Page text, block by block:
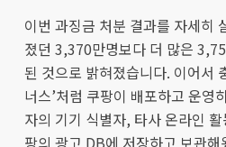
이번 과징금 처분 결과를 자세히
졌던 3,370만명보다 더 많은
된 것으로 밝혀졌습니다. 이어서
너스’처럼 쿠팡이 배포하고 운영
자의 기기 식별자, 타사 온라인
팡의 광고 DB에 저장하고 보관